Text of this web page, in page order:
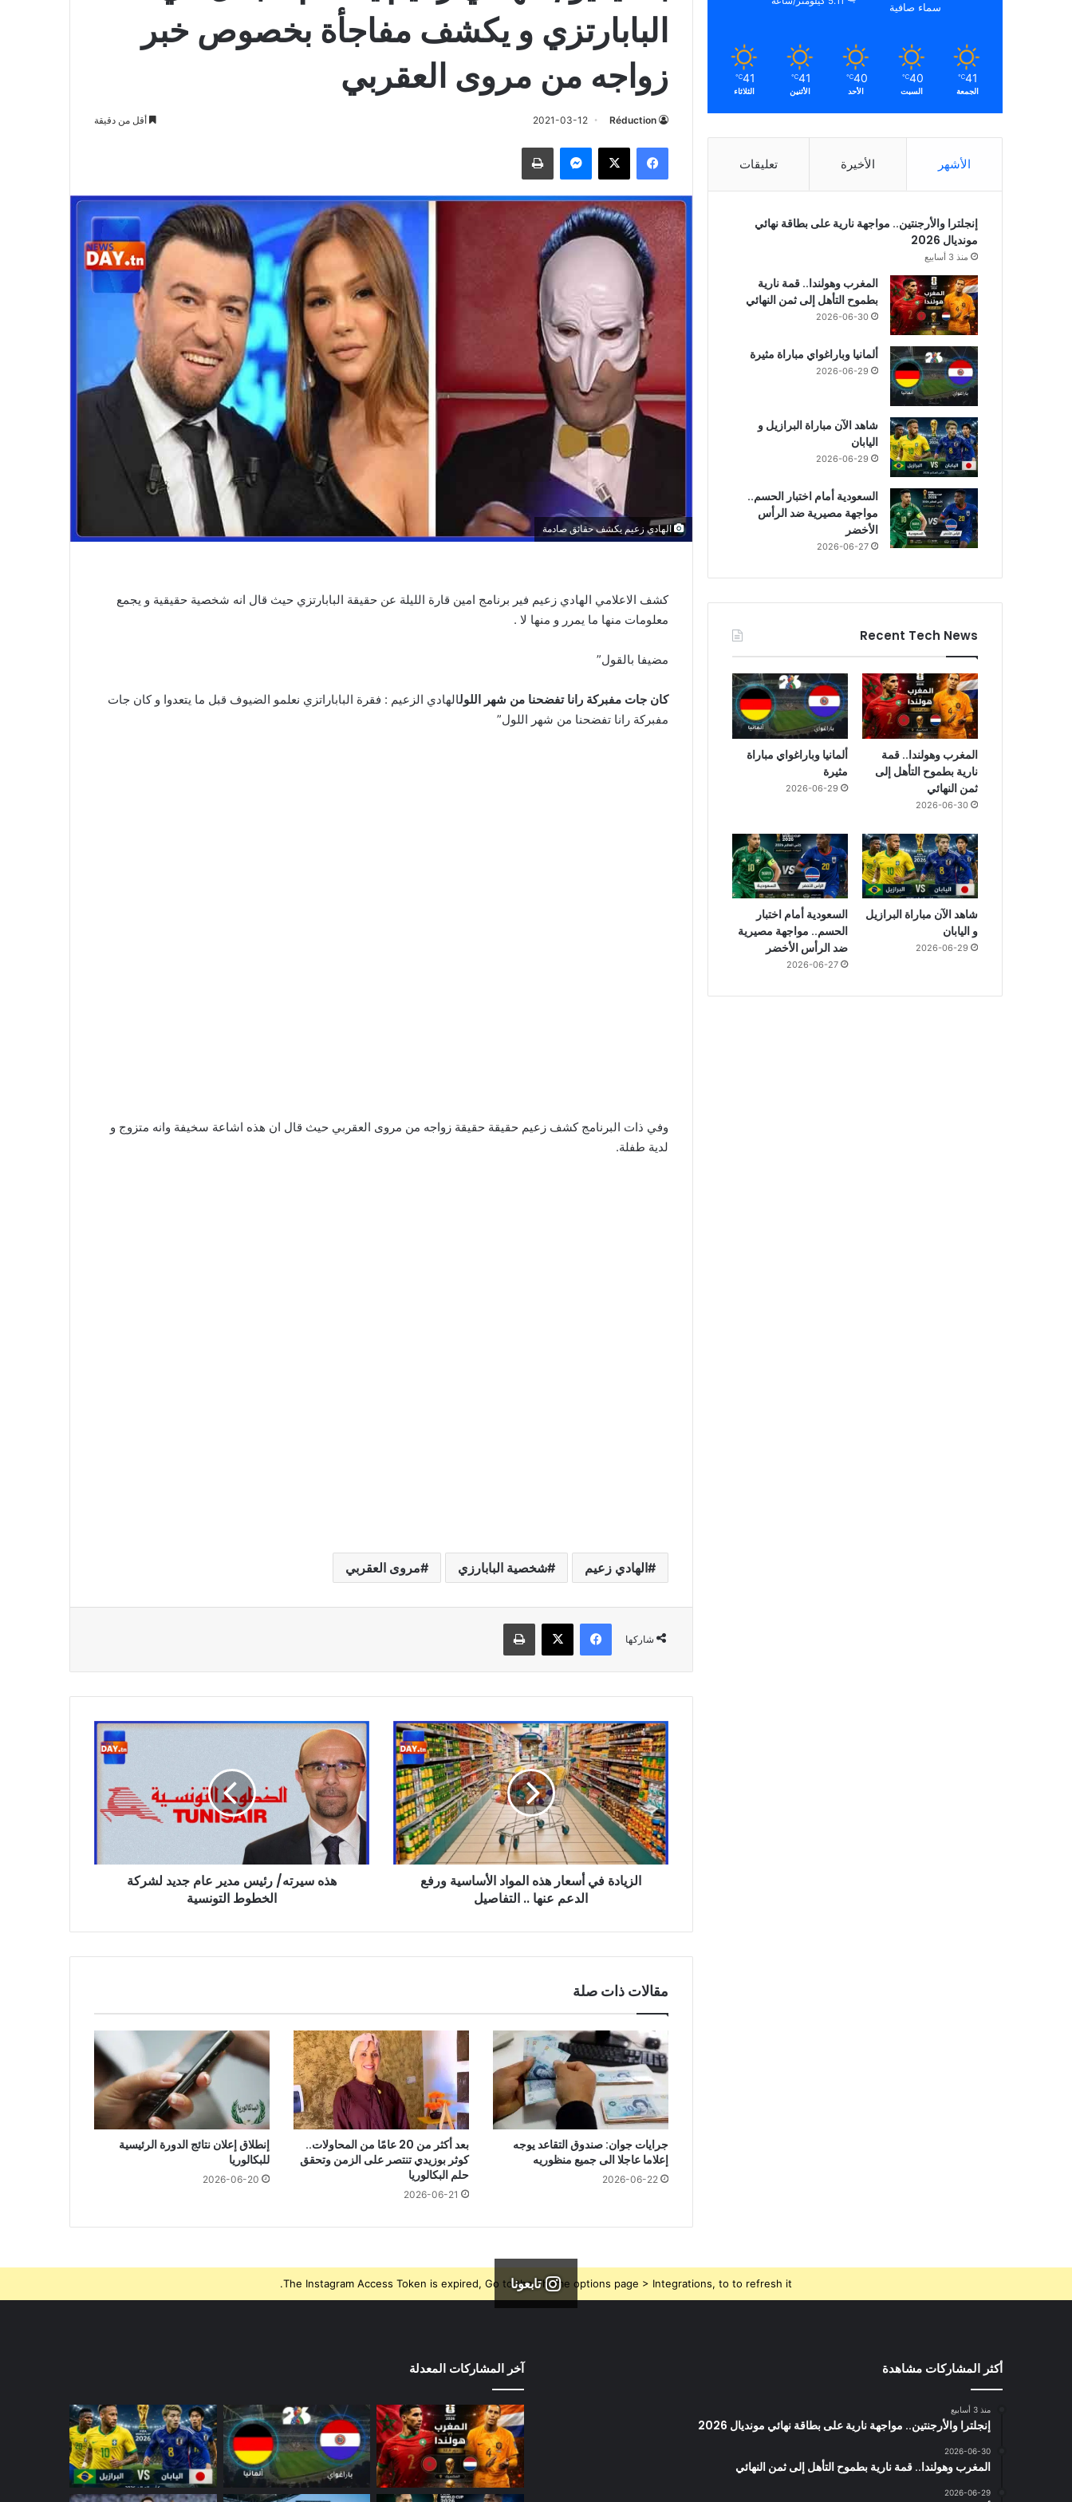
البابارتزي و يكشف مفاجأة بخصوص خبر
زواجه من مروى العقربي
Réduction
2021-03-12 أقل من دقيقة
فيسبوك ‫X ماسنجر طباعة
الهادي زعيم يكشف حقائق صادمة
كشف الاعلامي الهادي زعيم فير برنامج امين قارة الليلة عن حقيقة البابارتزي حيث قال انه شخصية حقيقية و يجمع
معلومات منها ما يمرر و منها لا .
مضيفا بالقول”
كان جات مفبركة رانا تفضحنا من شهر اللولالهادي الزعيم : فقرة الباباراتزي نعلمو الضيوف قبل ما يتعدوا و كان جات
مفبركة رانا تفضحنا من شهر اللول”
وفي ذات البرنامج كشف زعيم حقيقة حقيقة زواجه من مروى العقربي حيث قال ان هذه اشاعة سخيفة وانه متزوج و
لدية طفلة.
الهادي زعيم شخصية البابارزي مروى العقربي
شاركها
فيسبوك ‫X طباعة
الزيادة
في
أسعار
هذه
المواد
الأساسية
ورفع
الدعم
عنها
الزيادة في أسعار هذه المواد الأساسية ورفع
الدعم عنها .. التفاصيل
هذه
سيرته/
رئيس
مدير
عام
جديد
لشركة
الخطوط
التونسية
هذه سيرته/ رئيس مدير عام جديد لشركة
الخطوط التونسية
مقالات ذات صلة
جرايات جوان: صندوق التقاعد يوجه
إعلاما عاجلا الى جميع منظوريه
2026-06-22
بعد أكثر من 20 عامًا من المحاولات..
كوثر بوزيدي تنتصر على الزمن وتحقق
حلم البكالوريا
2026-06-21
إنطلاق إعلان نتائج الدورة الرئيسية
للبكالوريا
2026-06-20
سماء صافية
41
℃
الجمعة
40
℃
السبت
40
℃
الأحد
41
℃
الأثنين
41
℃
الثلاثاء
الأشهر الأخيرة تعليقات
إنجلترا والأرجنتين.. مواجهة نارية على بطاقة نهائي
مونديال 2026
منذ 3 أسابيع
المغرب وهولندا.. قمة نارية
بطموح التأهل إلى ثمن النهائي
2026-06-30
ألمانيا وباراغواي مباراة مثيرة
2026-06-29
شاهد الآن مباراة البرازيل و
اليابان
2026-06-29
السعودية أمام اختبار الحسم..
مواجهة مصيرية ضد الرأس
الأخضر
2026-06-27
Recent Tech News
المغرب وهولندا.. قمة
نارية بطموح التأهل إلى
ثمن النهائي
2026-06-30
ألمانيا وباراغواي مباراة
مثيرة
2026-06-29
شاهد الآن مباراة البرازيل
و اليابان
2026-06-29
السعودية أمام اختبار
الحسم.. مواجهة مصيرية
ضد الرأس الأخضر
2026-06-27
تابعونا
The Instagram Access Token is expired, Go to the Theme options page > Integrations, to to refresh it.
أكثر المشاركات مشاهدة
منذ 3 أسابيع
إنجلترا والأرجنتين.. مواجهة نارية على بطاقة نهائي مونديال 2026
2026-06-30
المغرب وهولندا.. قمة نارية بطموح التأهل إلى ثمن النهائي
2026-06-29
آخر المشاركات المعدلة